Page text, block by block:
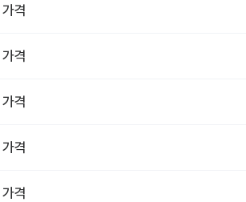
가격
가격
가격
가격
가격